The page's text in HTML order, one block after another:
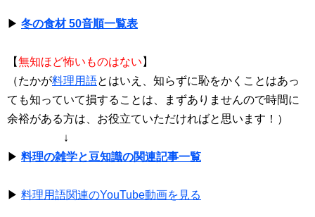
▶ 冬の食材 50音順一覧表
【無知ほど怖いものはない 】
（たかが料理用語とはいえ、知らずに恥をかくことはあっ
ても知っていて損することは、まずありませんので時間に
余裕がある方は、お役立ていただければと思います！）
↓
▶ 料理の雑学と豆知識の関連記事一覧
▶ 料理用語関連のYouTube動画を見る